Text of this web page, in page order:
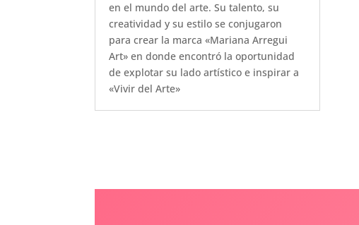
en el mundo del arte. Su talento, su
creatividad y su estilo se conjugaron
para crear la marca «Mariana Arregui
Art» en donde encontró la oportunidad
de explotar su lado artístico e inspirar a
«Vivir del Arte»